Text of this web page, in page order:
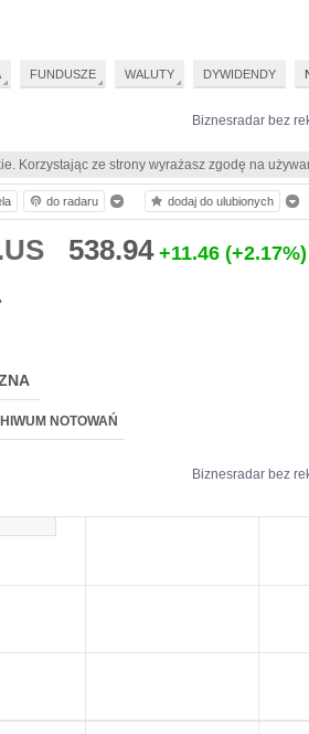
Biznesradar bez
Korzystając ze strony wyrażasz zgodę na
538.94 +11.46 (+2.17%)
NOTOWAŃ
Biznesradar bez
do radaru dodaj do ulubionych
FUNDUSZE WALUTY DYWIDENDY